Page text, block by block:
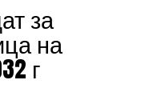
за
на
г